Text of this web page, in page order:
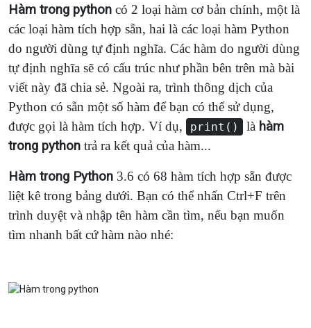
Hàm trong python có 2 loại hàm cơ bản chính, một là
các loại hàm tích hợp sẵn, hai là các loại hàm Python
do người dùng tự định nghĩa. Các hàm do người dùng
tự định nghĩa sẽ có cấu trúc như phần bên trên mà bài
viết này đã chia sẻ. Ngoài ra, trình thông dịch của
Python có sẵn một số hàm để bạn có thể sử dụng,
được gọi là hàm tích hợp. Ví dụ,
print() là hàm
trong python trả ra kết quả của hàm...
Hàm trong Python 3.6 có 68 hàm tích hợp sẵn được
liệt kê trong bảng dưới. Bạn có thể nhấn Ctrl+F trên
trình duyệt và nhập tên hàm cần tìm, nếu bạn muốn
tìm nhanh bất cứ hàm nào nhé: